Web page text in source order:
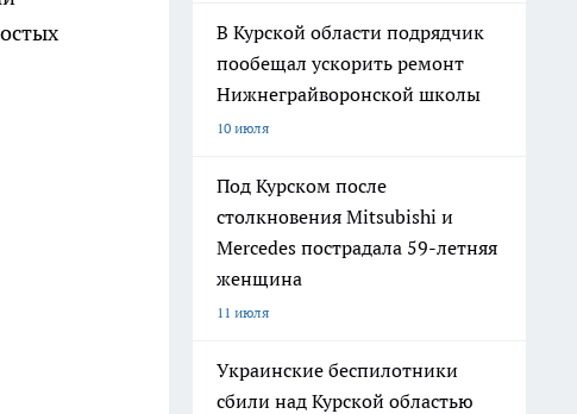
В Курской области подрядчик
пообещал ускорить ремонт
Нижнеграйворонской школы
10 июля
Под Курском после
столкновения Mitsubishi и
Mercedes пострадала 59-летняя
женщина
11 июля
Украинские беспилотники
сбили над Курской областью